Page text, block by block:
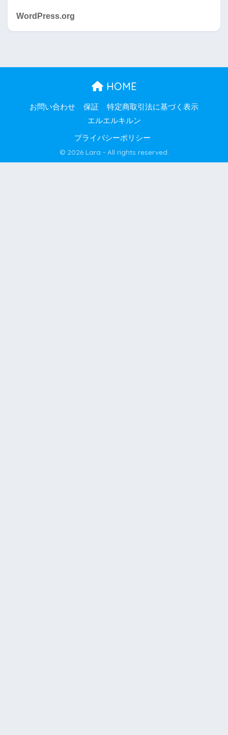
WordPress.org
HOME
お問い合わせ 保証
特定商取引法に基づく表示
エルエルキルン
プライバシーポリシー
© 2026 Lara - All rights reserved.